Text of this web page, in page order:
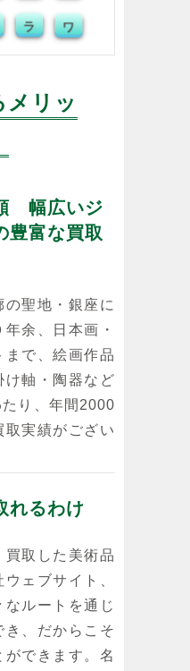
ラ ワ
メリッ
幅広いジ
豊富な買取
聖地・銀座に
余、日本画・
で、絵画作品
け軸・陶器など
り、年間2000
取実績がござい
れるわけ
買取した美術品
ェブサイト、
ルートを通じ
き、だからこそ
できます。名